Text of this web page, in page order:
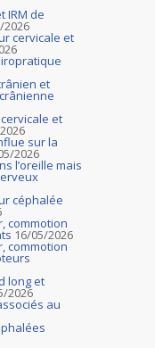
IRM de
2026
cervicale et
et
et
sur la
2026
l’oreille mais
céphalée
commotion
16/05/2026
commotion
long et
2026
au